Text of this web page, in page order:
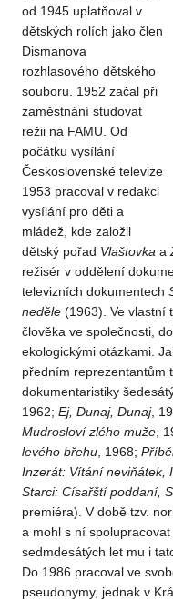
od 1945 uplatňoval v
dětských rolích jako člen
Dismanova
rozhlasového dětského
souboru. 1952 začal při
zaměstnání studovat
režii na FAMU. Od
počátku vysílání
Československé televize
1953 pracoval v redakci
vysílání pro děti a
mládež, kde založil
dětský pořad Vlaštovka a
režisér v oddělení
televizních dokumentech
neděle (1963). Ve vlastní
člověka ve společnosti,
ekologickými otázkami.
předním reprezentantům
dokumentaristiky
1962; Ej, Dunaj, Dunaj,
Mudrosloví zlého muže ,
levého břehu , 1968;
Inzerát: Vítání neviňátek,
Starci: Císařští poddaní,
premiéra). V době tzv.
a mohl s ní
sedmdesátých let mu i
Do 1986 pracoval ve
pseudonymy, jednak v